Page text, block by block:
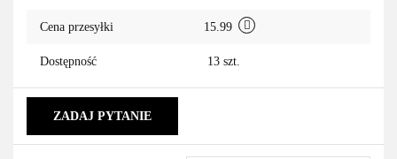
Cena przesyłki 15.99
Dostępność 13 szt.
ZADAJ PYTANIE